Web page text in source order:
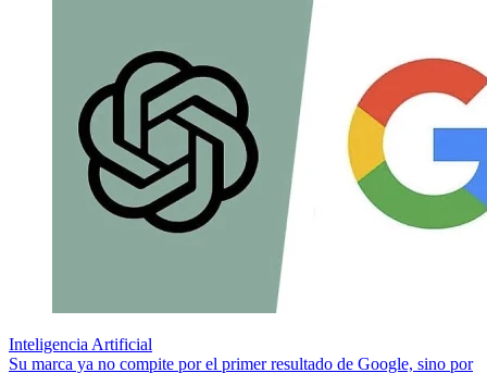
Inteligencia Artificial
Su marca ya no compite por el primer resultado de Google, sino por